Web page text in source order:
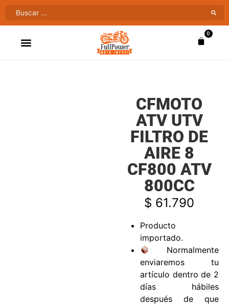
0
CFMOTO
ATV UTV
FILTRO DE
AIRE 8
CF800 ATV
800CC
$ 61.790
Producto
importado.
Normalmente
enviaremos tu
artículo dentro de 2
días hábiles
después de que